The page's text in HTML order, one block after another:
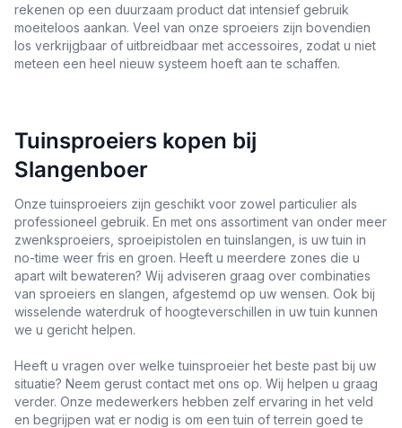
rekenen op een duurzaam product dat intensief gebruik
moeiteloos aankan. Veel van onze sproeiers zijn bovendien
los verkrijgbaar of uitbreidbaar met accessoires, zodat u niet
meteen een heel nieuw systeem hoeft aan te schaffen.
Tuinsproeiers kopen bij
Slangenboer
Onze tuinsproeiers zijn geschikt voor zowel particulier als
professioneel gebruik. En met ons assortiment van onder meer
zwenksproeiers, sproeipistolen en tuinslangen, is uw tuin in
no-time weer fris en groen. Heeft u meerdere zones die u
apart wilt bewateren? Wij adviseren graag over combinaties
van sproeiers en slangen, afgestemd op uw wensen. Ook bij
wisselende waterdruk of hoogteverschillen in uw tuin kunnen
we u gericht helpen.
Heeft u vragen over welke tuinsproeier het beste past bij uw
situatie? Neem gerust contact met ons op. Wij helpen u graag
verder. Onze medewerkers hebben zelf ervaring in het veld
en begrijpen wat er nodig is om een tuin of terrein goed te